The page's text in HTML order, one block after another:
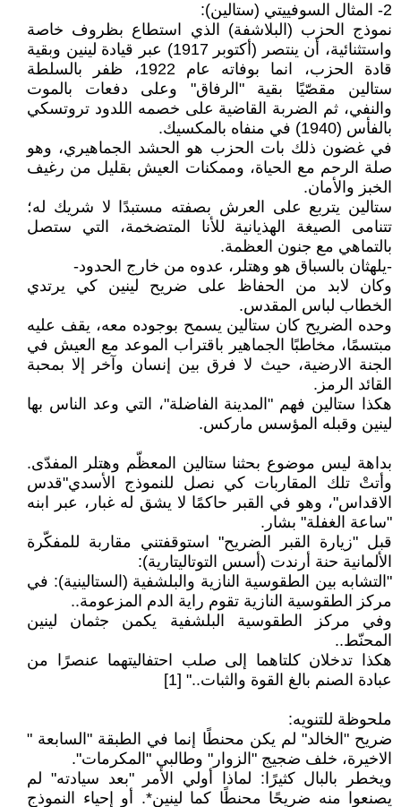
2- المثال السوفييتي (ستالين):
نموذج الحزب (البلاشفة) الذي استطاع بظروف خاصة
واستثنائية، أن ينتصر (أكتوبر 1917) عبر قيادة لينين وبقية
قادة الحزب، انما بوفاته عام 1922، ظفر بالسلطة
ستالين مقصّيًا بقية "الرفاق" وعلى دفعات بالموت
والنفي، ثم الضربة القاضية على خصمه اللدود تروتسكي
بالفأس (1940) في منفاه بالمكسيك.
في غضون ذلك بات الحزب هو الحشد الجماهيري، وهو
صلة الرحم مع الحياة، وممكنات العيش بقليل من رغيف
الخبز والأمان.
ستالين يتربع على العرش بصفته مستبدًا لا شريك له؛
تتنامى الصيغة الهذيانية للأنا المتضخمة، التي ستصل
بالتماهي مع جنون العظمة.
-يلهثان بالسباق هو وهتلر، عدوه من خارج الحدود-
وكان لابد من الحفاظ على ضريح لينين كي يرتدي
الخطاب لباس المقدس.
وحده الضريح كان ستالين يسمح بوجوده معه، يقف عليه
مبتسمًا، مخاطبًا الجماهير باقتراب الموعد مع العيش في
الجنة الارضية، حيث لا فرق بين إنسان وآخر إلا بمحبة
القائد الرمز.
هكذا ستالين فهم "المدينة الفاضلة"، التي وعد الناس بها
لينين وقبله المؤسس ماركس.
بداهة ليس موضوع بحثنا ستالين المعظّم وهتلر المفدّى.
وأتتْ تلك المقاربات كي نصل للنموذج الأسدي"قدس
الاقداس"، وهو في القبر حاكمًا لا يشق له غبار، عبر ابنه
"ساعة الغفلة" بشار.
قبل "زيارة القبر الضريح" استوقفتني مقاربة للمفكّرة
الألمانية حنة أرندت (أسس التوتاليتارية):
"التشابه بين الطقوسية النازية والبلشفية (الستالينية): في
مركز الطقوسية النازية تقوم راية الدم المزعومة..
وفي مركز الطقوسية البلشفية يكمن جثمان لينين
المحنّط..
هكذا تدخلان كلتاهما إلى صلب احتفاليتهما عنصرًا من
عبادة الصنم بالغ القوة والثبات.." [1]
ملحوظة للتنويه:
ضريح "الخالد" لم يكن محنطًا إنما في الطبقة "السابعة "
الاخيرة، خلف ضجيج "الزوار" وطالبي "المكرمات".
ويخطر بالبال كثيرًا: لماذا أولي الأمر "بعد سيادته" لم
يصنعوا منه ضريحًا محنطًا كما لينين*. أو إحياء النموذج